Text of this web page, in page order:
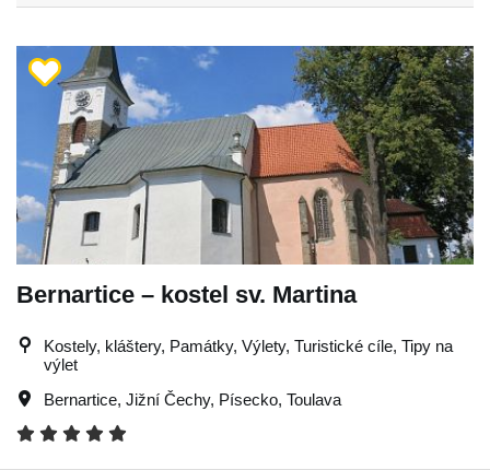
Bernartice – kostel sv. Martina
Kostely, kláštery, Památky, Výlety, Turistické cíle, Tipy na
výlet
Bernartice, Jižní Čechy, Písecko, Toulava